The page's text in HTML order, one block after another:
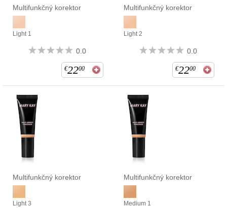
Multifunkčný korektor
Light 1
0.0
€2200
Multifunkčný korektor
Light 2
0.0
€2200
Multifunkčný korektor
Light 3
Multifunkčný korektor
Medium 1